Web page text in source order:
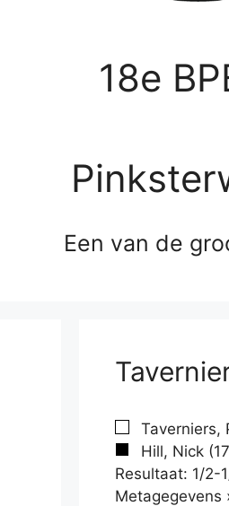
18e
Een van de
Taverniers,
Hill, Nick
Resultaat: 1/2-
Metagegevens